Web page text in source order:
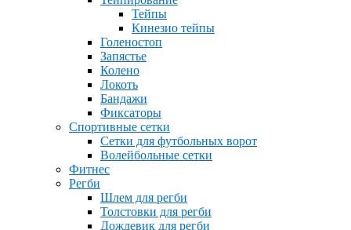
Тейпы
Кинезио тейпы
Голеностоп
Запястье
Колено
Локоть
Бандажи
Фиксаторы
Спортивные сетки
Сетки для футбольных ворот
Волейбольные сетки
Фитнес
Регби
Шлем для регби
Толстовки для регби
Дождевик для регби